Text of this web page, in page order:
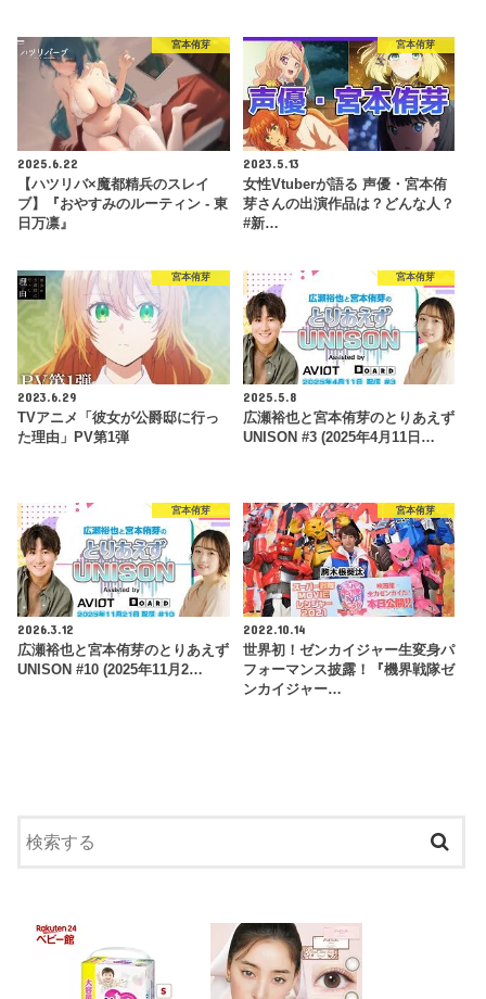
宮本侑芽
2025.6.22
【ハツリバ×魔都精兵のスレイ
ブ】『おやすみのルーティン - 東
日万凛』
宮本侑芽
2023.5.13
女性Vtuberが語る 声優・宮本侑
芽さんの出演作品は？どんな人？
#新…
宮本侑芽
2023.6.29
TVアニメ「彼女が公爵邸に行っ
た理由」PV第1弾
宮本侑芽
2025.5.8
広瀬裕也と宮本侑芽のとりあえず
UNISON #3 (2025年4月11日…
宮本侑芽
2026.3.12
広瀬裕也と宮本侑芽のとりあえず
UNISON #10 (2025年11月2…
宮本侑芽
2022.10.14
世界初！ゼンカイジャー生変身パ
フォーマンス披露！『機界戦隊ゼ
ンカイジャー…